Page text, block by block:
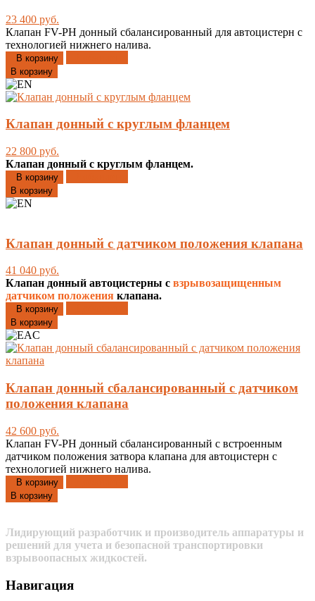
23 400 руб.
Клапан FV-PH донный сбалансированный для автоцистерн с
технологией нижнего налива.
В корзину
В корзину
Клапан донный с круглым фланцем
22 800 руб.
Клапан донный с круглым фланцем.
В корзину
В корзину
Клапан донный с датчиком положения клапана
41 040 руб.
Клапан донный автоцистерны с взрывозащищенным
датчиком положения клапана.
В корзину
В корзину
Клапан донный сбалансированный с датчиком
положения клапана
42 600 руб.
Клапан FV-PH донный сбалансированный с встроенным
датчиком положения затвора клапана для автоцистерн с
технологией нижнего налива.
В корзину
В корзину
Лидирующий разработчик и производитель аппаратуры и
решений для учета и безопасной транспортировки
взрывоопасных жидкостей.
Навигация